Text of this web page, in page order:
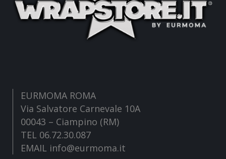
EURMOMA ROMA
Via Salvatore Carnevale 10A
00043 – Ciampino (RM)
TEL 06.72.30.087
EMAIL info@eurmoma.it